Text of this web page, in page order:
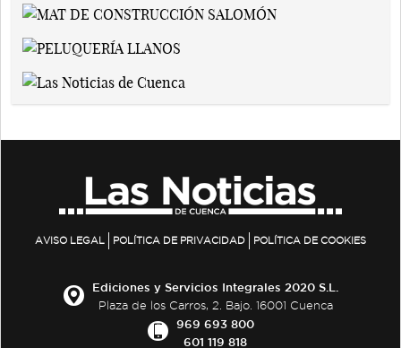
AVISO LEGAL POLÍTICA DE PRIVACIDAD POLÍTICA DE COOKIES
Ediciones y Servicios Integrales 2020 S.L.
Plaza de los Carros, 2. Bajo. 16001 Cuenca
969 693 800
601 119 818